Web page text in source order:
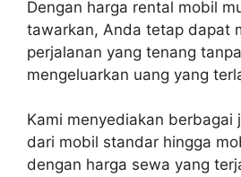
Dengan harga rental mobil
tawarkan, Anda tetap dapat
perjalanan yang tenang
mengeluarkan uang yang
Kami menyediakan berbagai
dari mobil standar hingga
dengan harga sewa yang